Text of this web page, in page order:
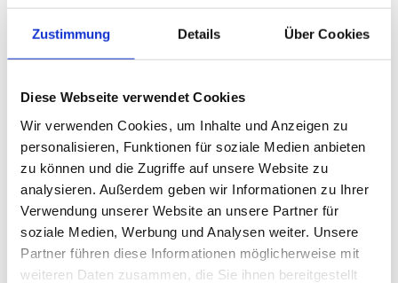
Zustimmung Details Über Cookies
Diese Webseite verwendet Cookies
Wir verwenden Cookies, um Inhalte und Anzeigen zu
personalisieren, Funktionen für soziale Medien anbieten
zu können und die Zugriffe auf unsere Website zu
analysieren. Außerdem geben wir Informationen zu Ihrer
Verwendung unserer Website an unsere Partner für
soziale Medien, Werbung und Analysen weiter. Unsere
Partner führen diese Informationen möglicherweise mit
weiteren Daten zusammen, die Sie ihnen bereitgestellt
Lesen Sie im Polio-Monat Oktober außerdem
Teilen
Sharing
Optionen
Drucken 0
Zur Übersicht